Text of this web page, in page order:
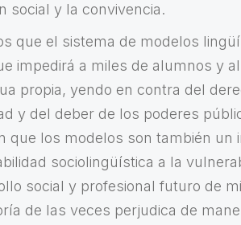
social y la convivencia.
que el sistema de modelos
impedirá a miles de alumnos y
propia, yendo en contra del
y del deber de los poderes
que los modelos son también un
sociolingüística a la
social y profesional futuro de
de las veces perjudica de